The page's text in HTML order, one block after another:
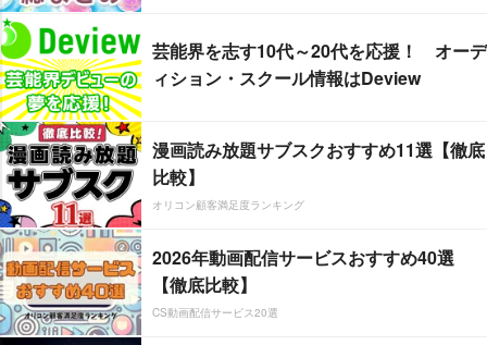
芸能界を志す10代～20代を応援！ オーデ
ィション・スクール情報はDeview
漫画読み放題サブスクおすすめ11選【徹底
比較】
オリコン顧客満足度ランキング
2026年動画配信サービスおすすめ40選
【徹底比較】
CS動画配信サービス20選